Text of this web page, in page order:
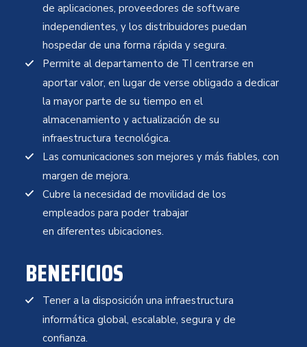
de aplicaciones, proveedores de software
independientes, y los distribuidores puedan
hospedar de una forma rápida y segura.
Permite al departamento de TI centrarse en
aportar valor, en lugar de verse obligado a dedicar
la mayor parte de su tiempo en el
almacenamiento y actualización de su
infraestructura tecnológica.
Las comunicaciones son mejores y más fiables, con
margen de mejora.
Cubre la necesidad de movilidad de los
empleados para poder trabajar
en diferentes ubicaciones.
BENEFICIOS
Tener a la disposición una infraestructura
informática global, escalable, segura y de
confianza.